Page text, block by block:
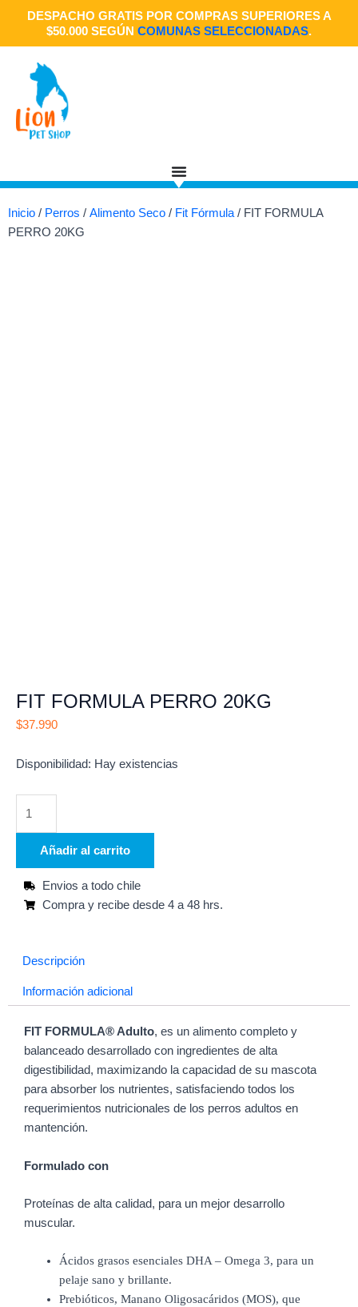
contenido
DESPACHO GRATIS POR COMPRAS SUPERIORES A
$50.000 SEGÚN COMUNAS SELECCIONADAS.
Inicio / Perros / Alimento Seco / Fit Fórmula / FIT FORMULA
PERRO 20KG
FIT FORMULA PERRO 20KG
$37.990
Disponibilidad: Hay existencias
FIT
20KG
Añadir al carrito
Envios a todo chile
Compra y recibe desde 4 a 48 hrs.
Descripción
Información adicional
FIT FORMULA® Adulto, es un alimento completo y
balanceado desarrollado con ingredientes de alta
digestibilidad, maximizando la capacidad de su mascota
para absorber los nutrientes, satisfaciendo todos los
requerimientos nutricionales de los perros adultos en
mantención.
Formulado con
Proteínas de alta calidad, para un mejor desarrollo
muscular.
Ácidos grasos esenciales DHA – Omega 3, para un
pelaje sano y brillante.
Prebióticos, Manano Oligosacáridos (MOS), que